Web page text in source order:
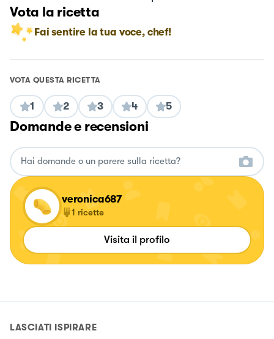
Vota la ricetta
Fai sentire la tua voce, chef!
VOTA QUESTA RICETTA
1 2 3 4 5
Domande e recensioni
veronica687
1 ricette
Visita il profilo
LASCIATI ISPIRARE